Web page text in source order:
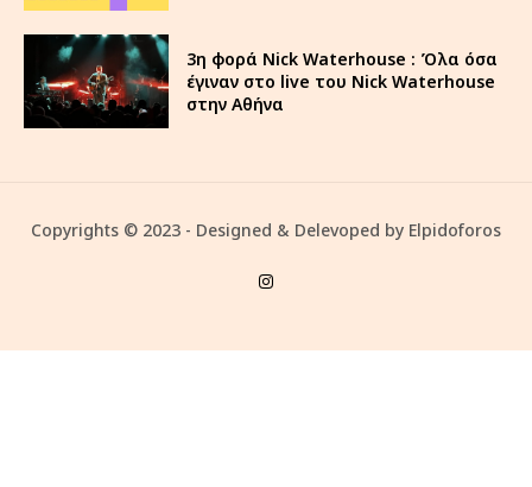
3η φορά Nick Waterhouse : Όλα όσα
έγιναν στο live του Nick Waterhouse
στην Αθήνα
Copyrights © 2023 - Designed & Delevoped by Elpidoforos